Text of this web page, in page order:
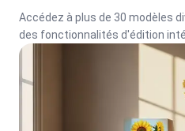
Accédez à plus de 30 modèles
des fonctionnalités d'édition